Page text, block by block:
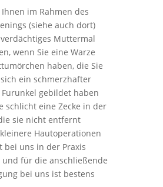
im Rahmen des
(siehe auch dort)
Muttermal
wenn Sie eine Warze
haben, die Sie
ein schmerzhafter
Furunkel gebildet haben
schlicht eine Zecke in der
sie nicht entfernt
Hautoperationen
bei uns in der Praxis
für die anschließende
bei uns ist bestens